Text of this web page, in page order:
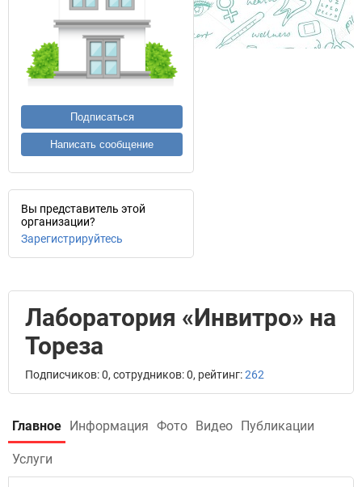
Подписаться
Написать сообщение
Вы представитель этой
организации?
Зарегистрируйтесь
Лаборатория «Инвитро» на
Тореза
Подписчиков: 0, сотрудников: 0, рейтинг:262
Главное Информация Фото Видео Публикации
Услуги